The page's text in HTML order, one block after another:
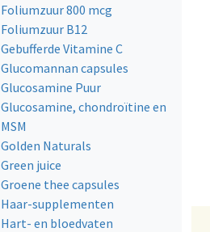
Foliumzuur 800 mcg
Foliumzuur B12
Gebufferde Vitamine C
Glucomannan capsules
Glucosamine Puur
Glucosamine, chondroïtine en
MSM
Golden Naturals
Green juice
Groene thee capsules
Haar-supplementen
Hart- en bloedvaten